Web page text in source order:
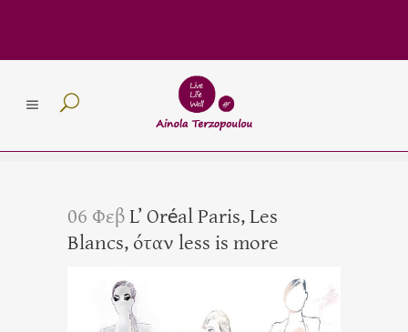
06 ΦεβL’ Oréal Paris, Les
Blancs, όταν less is more